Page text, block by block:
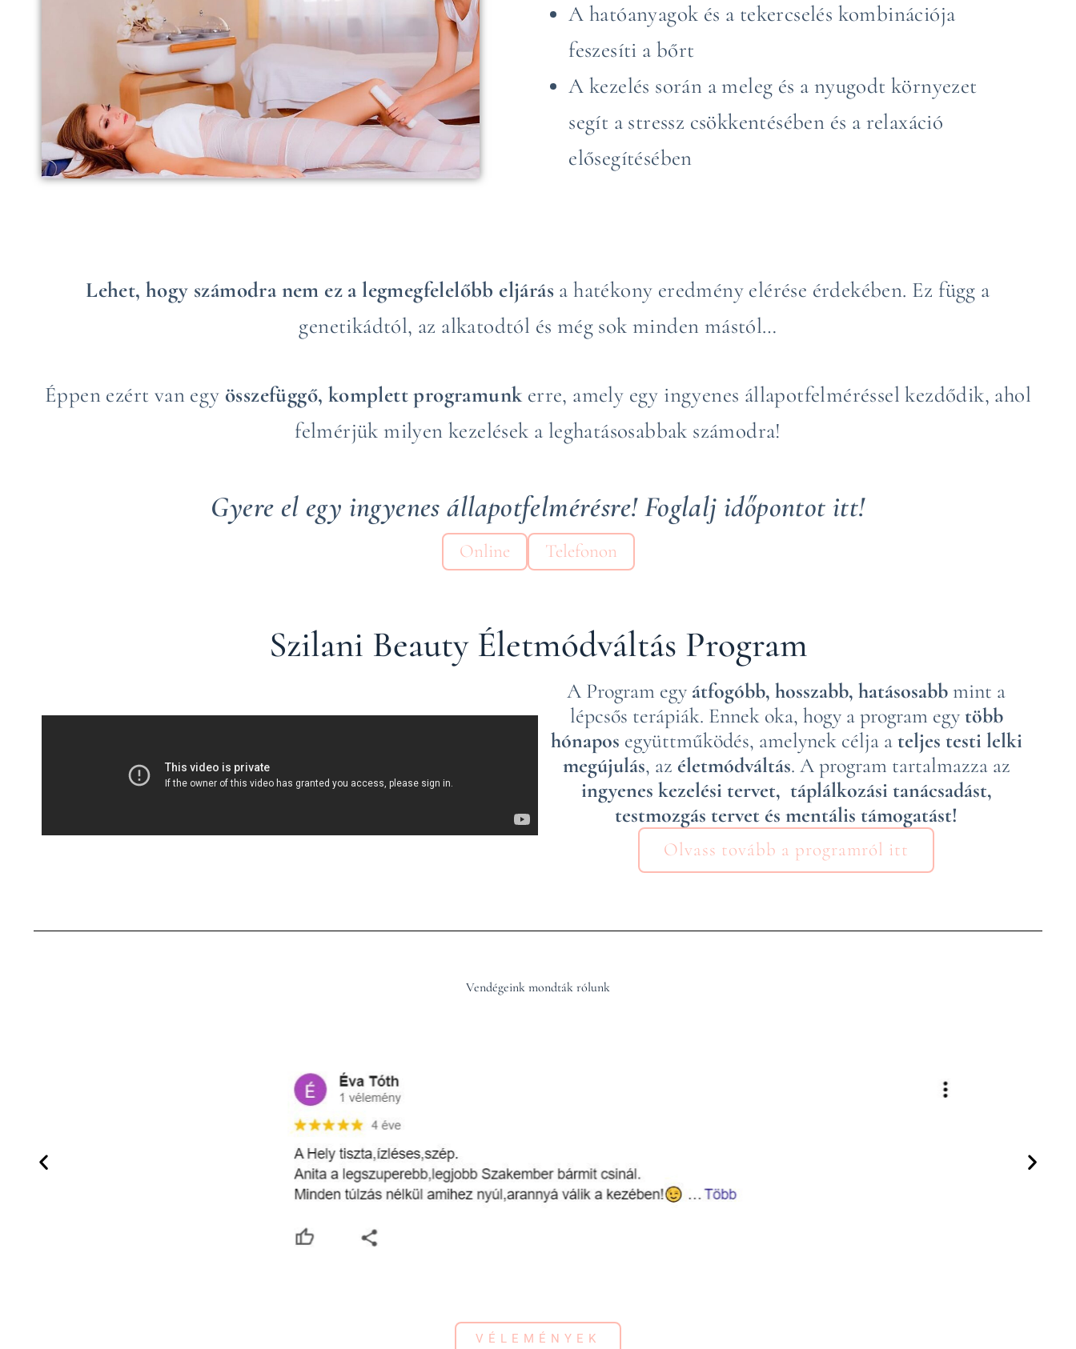
A hatóanyagok és a tekercselés kombinációja
feszesíti a bőrt
A kezelés során a meleg és a nyugodt környezet
segít a stressz csökkentésében és a relaxáció
elősegítésében
Lehet, hogy számodra nem ez a legmegfelelőbb eljárás a hatékony eredmény elérése érdekében. Ez függ a
genetikádtól, az alkatodtól és még sok minden mástól…
Éppen ezért van egy összefüggő, komplett programunkerre, amely egy ingyenes állapotfelméréssel kezdődik, ahol
felmérjük milyen kezelések a leghatásosabbak számodra!
Gyere el egy ingyenes állapotfelmérésre! Foglalj időpontot itt!
Online Telefonon
Szilani Beauty Életmódváltás Program
A Program egy átfogóbb, hosszabb, hatásosabbmint a
lépcsős terápiák. Ennek oka, hogy a program egytöbb
hónapos együttműködés, amelynek célja ateljes testi lelki
megújulás, az életmódváltás. A program tartalmazza az
ingyenes kezelési tervet, táplálkozási tanácsadást,
testmozgás tervet és mentális támogatást!
Olvass tovább a programról itt
Vendégeink mondták rólunk
VÉLEMÉNYEK